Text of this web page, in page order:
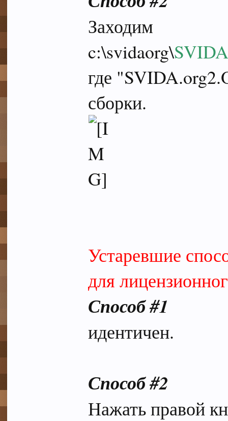
Заходим
c:\svidaorg\
где
сборки.
Устаревшие
для
Способ #1
идентичен.
Способ #2
Нажать правой